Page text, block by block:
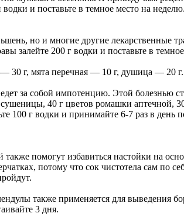
и поставьте в темное место на
но и многие другие лекарственные
залейте 200 г водки и поставьте в
г, мята перечная — 10 г, душица — 20
за собой импотенцию. Этой болезнью
40 г цветов ромашки аптечной,
100 г водки и принимайте 6-7 раз в день
помогут избавиться настойки на
потому что сок чистотела сам по
также применяется для выведения
3 дня.